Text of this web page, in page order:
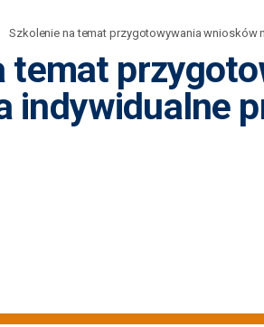
Szkolenie na temat przygotowywania wniosków
temat
indywidualne